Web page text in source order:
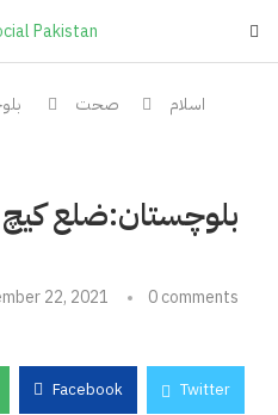
اسلام صحت
بلوچستان:ضلع
22, 2021
0 comments
Facebook Twitter